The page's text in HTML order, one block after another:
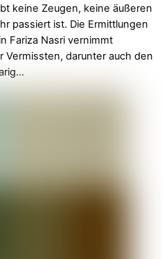
keine Zeugen, keine äußeren
passiert ist. Die Ermittlungen
Fariza Nasri vernimmt
Vermissten, darunter auch den